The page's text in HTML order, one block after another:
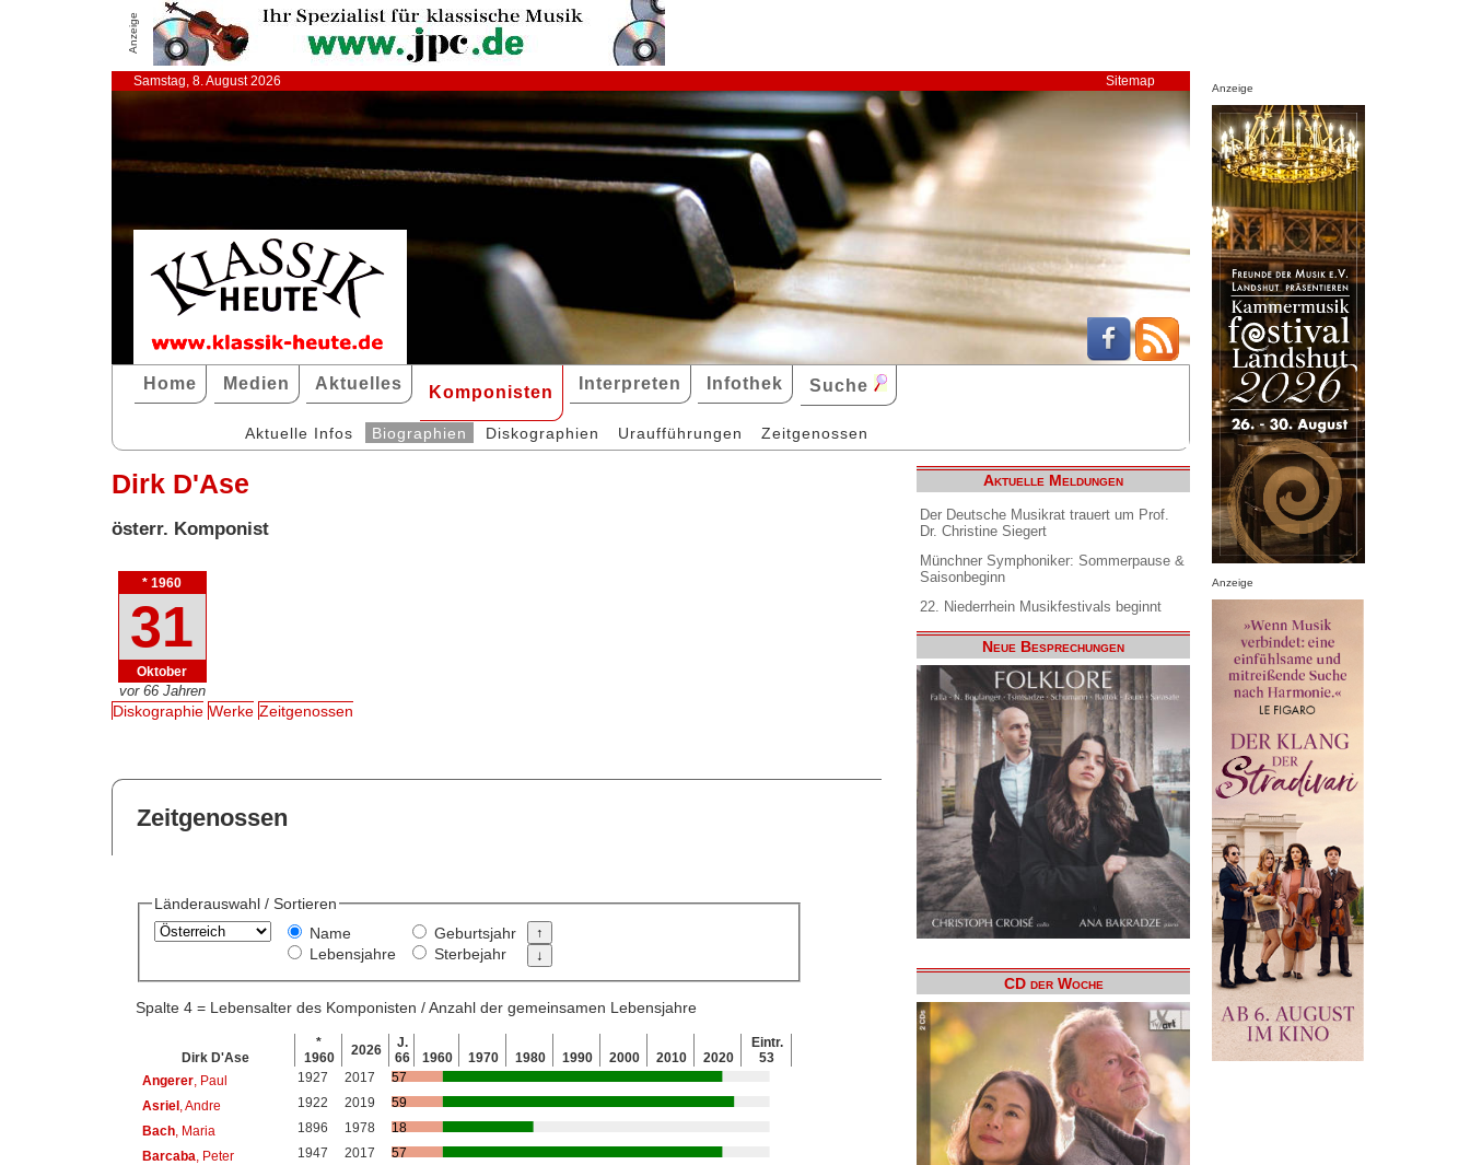
Anzeige
Samstag, 8. August 2026 Sitemap
Home Medien Aktuelles Komponisten Interpreten Infothek Suche
Aktuelle Infos Biographien Diskographien Uraufführungen Zeitgenossen
Dirk D'Ase
österr. Komponist
* 1960
31
Oktober
vor 66 Jahren
Diskographie Werke Zeitgenossen
Zeitgenossen
Länderauswahl / Sortieren
Name
Lebensjahre
Geburtsjahr
Sterbejahr
Spalte 4 = Lebensalter des Komponisten / Anzahl der gemeinsamen Lebensjahre
Dirk D'Ase
*
1960
2026
J.
66
1960 1970 1980 1990 2000 2010 2020
Eintr.
53
Angerer, Paul 1927 2017
57
Asriel, Andre 1922 2019
59
Bach, Maria 1896 1978
18
Barcaba , Peter 1947 2017
57
Aktuelle Meldungen
Der Deutsche Musikrat trauert um Prof.
Dr. Christine Siegert
Münchner Symphoniker: Sommerpause &
Saisonbeginn
22. Niederrhein Musikfestivals beginnt
Neue Besprechungen
CD der Woche
Anzeige
Anzeige